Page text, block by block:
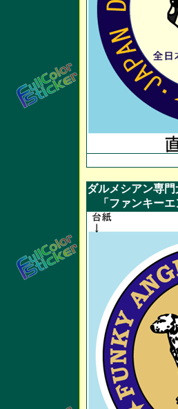
ダルメシアン専門
「ファンキーエ